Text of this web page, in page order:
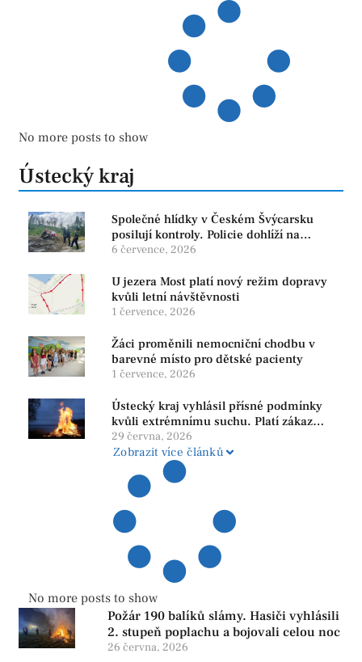
No more posts to show
Ústecký kraj
Společné hlídky v Českém Švýcarsku
posilují kontroly. Policie dohlíží na
bezpečnost i ochranu přírody
6 července, 2026
U jezera Most platí nový režim dopravy
kvůli letní návštěvnosti
1 července, 2026
Žáci proměnili nemocniční chodbu v
barevné místo pro dětské pacienty
1 července, 2026
Ústecký kraj vyhlásil přísné podmínky
kvůli extrémnímu suchu. Platí zákaz
ohňů i pyrotechniky
29 června, 2026
Zobrazit více článků
No more posts to show
Požár 190 balíků slámy. Hasiči vyhlásili
2. stupeň poplachu a bojovali celou noc
26 června, 2026